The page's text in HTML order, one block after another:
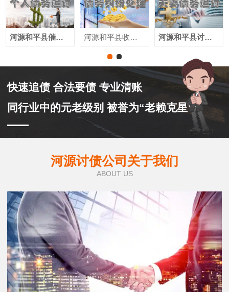
河源和平县催收公司 河源和平县收账公司 河源和平县讨账公司
快速追债 合法要债 专业清账
同行业中的元老级别 被誉为“老赖克星”
河源讨债公司关于我们
ABOUT US